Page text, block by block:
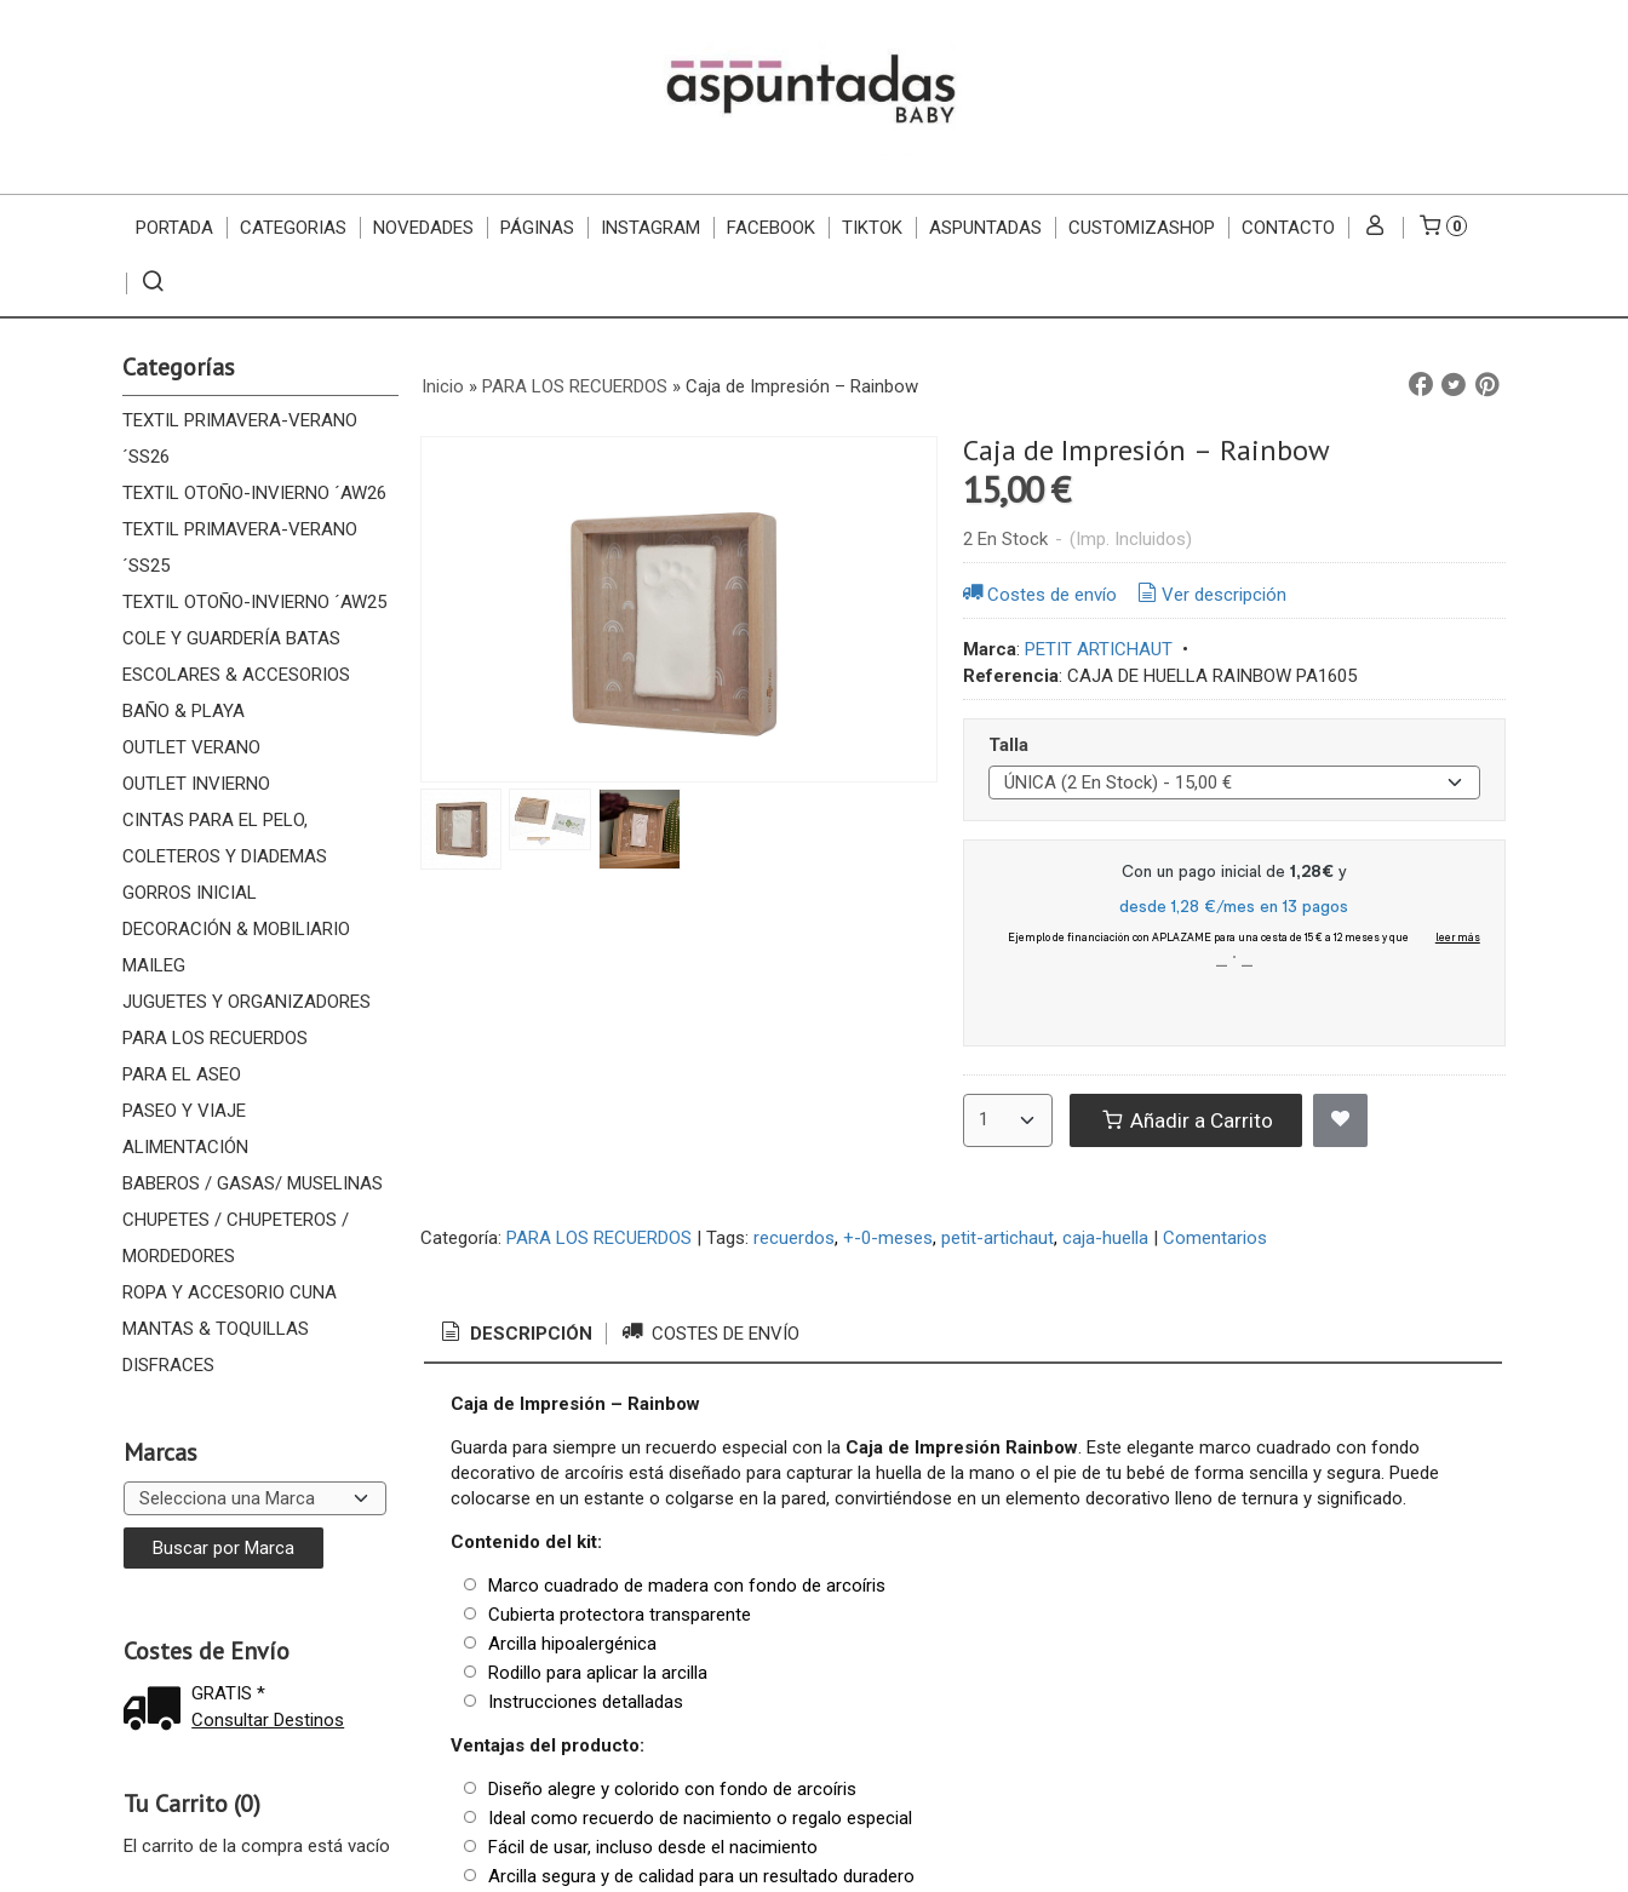
PORTADA CATEGORIAS NOVEDADES PÁGINAS INSTAGRAM FACEBOOK TIKTOK ASPUNTADAS CUSTOMIZASHOP CONTACTO 0
Categorías
TEXTIL PRIMAVERA-VERANO
´SS26
TEXTIL OTOÑO-INVIERNO ´AW26
TEXTIL PRIMAVERA-VERANO
´SS25
TEXTIL OTOÑO-INVIERNO ´AW25
COLE Y GUARDERÍA BATAS
ESCOLARES & ACCESORIOS
BAÑO & PLAYA
OUTLET VERANO
OUTLET INVIERNO
CINTAS PARA EL PELO,
COLETEROS Y DIADEMAS
GORROS INICIAL
DECORACIÓN & MOBILIARIO
MAILEG
JUGUETES Y ORGANIZADORES
PARA LOS RECUERDOS
PARA EL ASEO
PASEO Y VIAJE
ALIMENTACIÓN
BABEROS / GASAS/ MUSELINAS
CHUPETES / CHUPETEROS /
MORDEDORES
ROPA Y ACCESORIO CUNA
MANTAS & TOQUILLAS
DISFRACES
Marcas
Costes de Envío
GRATIS *
Consultar Destinos
Tu Carrito (0)
El carrito de la compra está vacío
Inicio » PARA LOS RECUERDOS » ​Caja de Impresión – Rainbow
​Caja de Impresión – Rainbow
15,00 €
2 En Stock - (Imp. Incluidos)
Costes de envío Ver descripción
Marca: PETIT ARTICHAUT•
Referencia: CAJA DE HUELLA RAINBOW PA1605
Talla
Añadir a Carrito
Categoría: PARA LOS RECUERDOS | Tags: recuerdos +-0-meses petit-artichaut caja-huella | Comentarios
DESCRIPCIÓN COSTES DE ENVÍO
Caja de Impresión – Rainbow
Guarda para siempre un recuerdo especial con la Caja de Impresión Rainbow . Este elegante marco cuadrado con fondo
decorativo de arcoíris está diseñado para capturar la huella de la mano o el pie de tu bebé de forma sencilla y segura. Puede
colocarse en un estante o colgarse en la pared, convirtiéndose en un elemento decorativo lleno de ternura y significado.
Contenido del kit:
Marco cuadrado de madera con fondo de arcoíris
Cubierta protectora transparente
Arcilla hipoalergénica
Rodillo para aplicar la arcilla
Instrucciones detalladas
Ventajas del producto:
Diseño alegre y colorido con fondo de arcoíris
Ideal como recuerdo de nacimiento o regalo especial
Fácil de usar, incluso desde el nacimiento
Arcilla segura y de calidad para un resultado duradero